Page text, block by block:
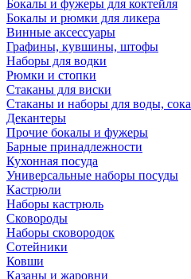
Бокалы и фужеры для коктейля
Бокалы и рюмки для ликера
Винные аксессуары
Графины, кувшины, штофы
Наборы для водки
Рюмки и стопки
Стаканы для виски
Стаканы и наборы для воды, сока
Декантеры
Прочие бокалы и фужеры
Барные принадлежности
Кухонная посуда
Универсальные наборы посуды
Кастрюли
Наборы кастрюль
Сковороды
Наборы сковородок
Сотейники
Ковши
Казаны и жаровни